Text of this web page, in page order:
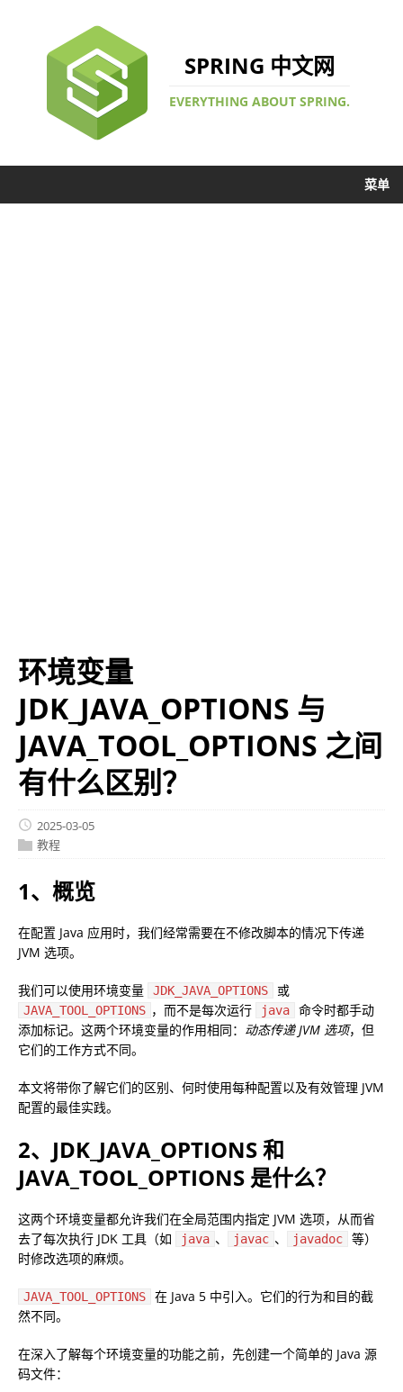
SPRING 中文网
EVERYTHING ABOUT SPRING.
菜单
环境变量
JDK_JAVA_OPTIONS 与
JAVA_TOOL_OPTIONS 之间
有什么区别？
2025-03-05
教程
1、概览
在配置 Java 应用时，我们经常需要在不修改脚本的情况下传递
JVM 选项。
我们可以使用环境变量 JDK_JAVA_OPTIONS 或
JAVA_TOOL_OPTIONS ，而不是每次运行 java
命令时都手动
添加标记。这两个环境变量的作用相同： 动态传递 JVM 选项，但
它们的工作方式不同。
本文将带你了解它们的区别、何时使用每种配置以及有效管理 JVM
配置的最佳实践。
2、JDK_JAVA_OPTIONS 和
JAVA_TOOL_OPTIONS 是什么？
这两个环境变量都允许我们在全局范围内指定 JVM 选项，从而省
去了每次执行 JDK 工具（如
java 、 javac 、 javadoc
等）
时修改选项的麻烦。
JAVA_TOOL_OPTIONS
在 Java 5 中引入。它们的行为和目的截
然不同。
在深入了解每个环境变量的功能之前，先创建一个简单的 Java 源
码文件：